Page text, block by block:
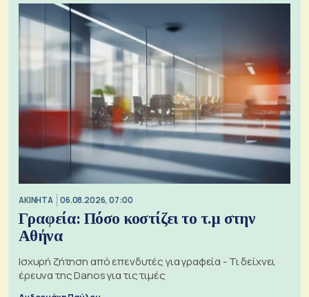
ΑΚΙΝΗΤΑ 06.08.2026, 07:00
Γραφεία: Πόσο κοστίζει το τ.μ στην
Αθήνα
Ισχυρή ζήτηση από επενδυτές για γραφεία - Τι δείχνει
έρευνα της Danos για τις τιμές